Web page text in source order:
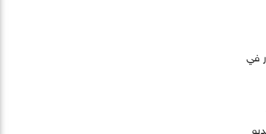
30 صورة في لقطة واحدة، مقارنةً بـ 6 صور في